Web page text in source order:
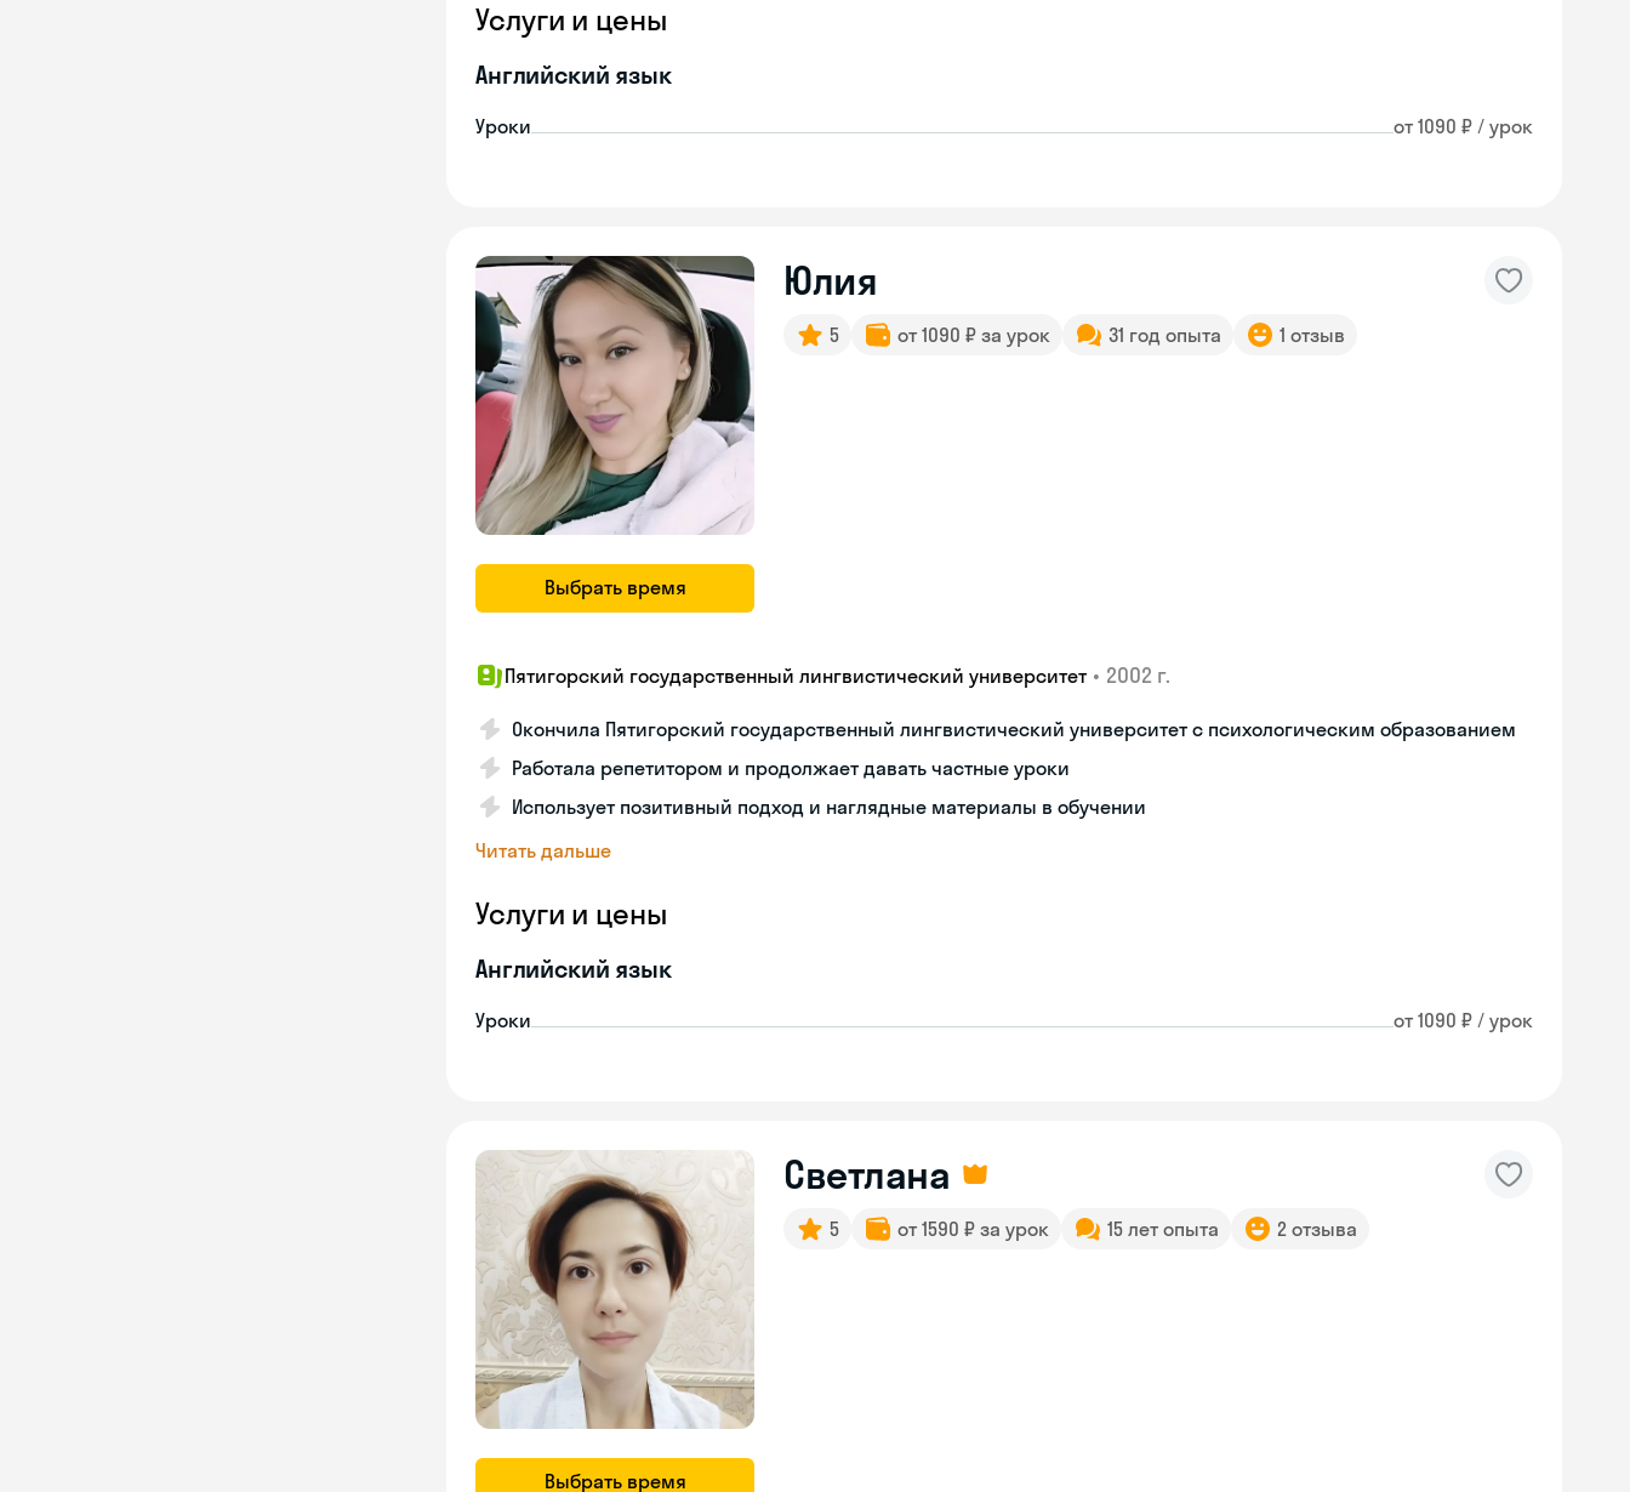
Услуги и цены
Английский язык
Уроки от 1090 ₽ / урок
Выбрать время
Юлия
5 от 1090 ₽ за урок 31 год опыта 1 отзыв
Пятигорский государственный лингвистический университет • 2002 г.
Окончила Пятигорский государственный лингвистический университет с психологическим образованием
Работала репетитором и продолжает давать частные уроки
Использует позитивный подход и наглядные материалы в обучении
Читать дальше
Услуги и цены
Английский язык
Уроки от 1090 ₽ / урок
Выбрать время
Светлана
5 от 1590 ₽ за урок 15 лет опыта 2 отзыва